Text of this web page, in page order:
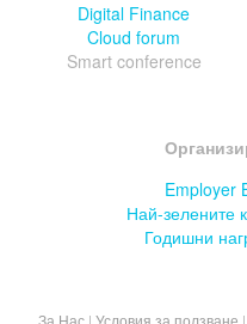
Digital Finance
Cloud forum
Smart conference
Employer
Най-зелените
Годишни
За Нас | Условия за ползване |